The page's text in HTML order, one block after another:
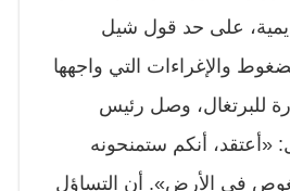
على حد قول شيل
والإغراءات التي واجهها
للبرتغال، وصل رئيس
«أعتقد، أنكم ستمنحونه
في الأرض». أن التساؤل